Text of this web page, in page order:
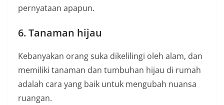
pernyataan apapun.
6. Tanaman hijau
Kebanyakan orang suka dikelilingi oleh alam, dan
memiliki tanaman dan tumbuhan hijau di rumah
adalah cara yang baik untuk mengubah nuansa
ruangan.